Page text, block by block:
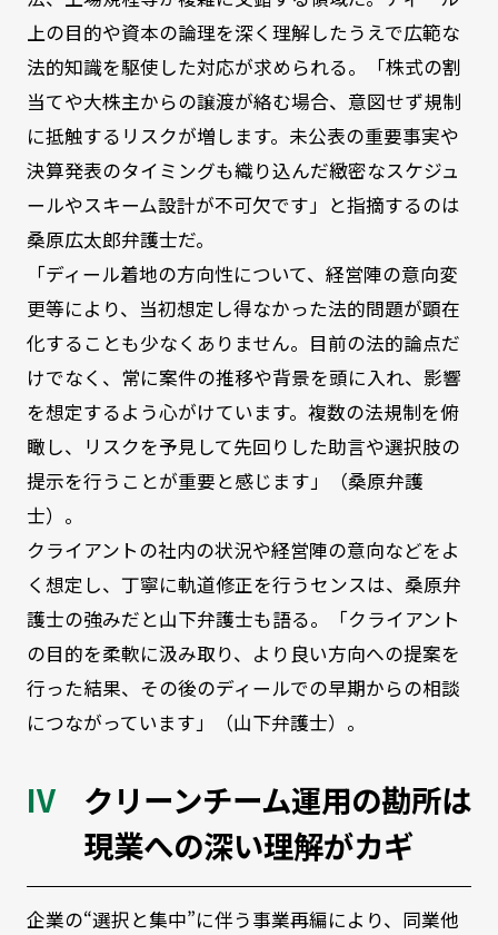
上の目的や資本の論理を深く理解したうえで広範な
法的知識を駆使した対応が求められる。「株式の割
当てや大株主からの譲渡が絡む場合、意図せず規制
に抵触するリスクが増します。未公表の重要事実や
決算発表のタイミングも織り込んだ緻密なスケジュ
ールやスキーム設計が不可欠です」と指摘するのは
桑原広太郎弁護士だ。
「ディール着地の方向性について、経営陣の意向変
更等により、当初想定し得なかった法的問題が顕在
化することも少なくありません。目前の法的論点だ
けでなく、常に案件の推移や背景を頭に入れ、影響
を想定するよう心がけています。複数の法規制を俯
瞰し、リスクを予見して先回りした助言や選択肢の
提示を行うことが重要と感じます」（桑原弁護
士）。
クライアントの社内の状況や経営陣の意向などをよ
く想定し、丁寧に軌道修正を行うセンスは、桑原弁
護士の強みだと山下弁護士も語る。「クライアント
の目的を柔軟に汲み取り、より良い方向への提案を
行った結果、その後のディールでの早期からの相談
につながっています」（山下弁護士）。
クリーンチーム運用の勘所は
現業への深い理解がカギ
企業の“選択と集中”に伴う事業再編により、同業他